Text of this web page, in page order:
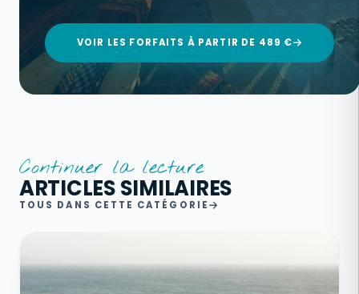
VOIR LES FORFAITS À PARTIR DE 489 €
Continuer la lecture
ARTICLES SIMILAIRES
TOUS DANS CETTE CATÉGORIE